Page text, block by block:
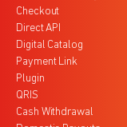
Checkout
Direct API
Digital Catalog
Payment Link
Plugin
QRIS
Cash Withdrawal